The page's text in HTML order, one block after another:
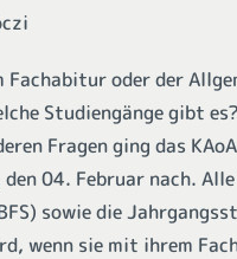
Fachabitur oder der
Studiengänge gibt
Fragen ging das
04. Februar nach.
sowie die
wenn sie mit ihrem